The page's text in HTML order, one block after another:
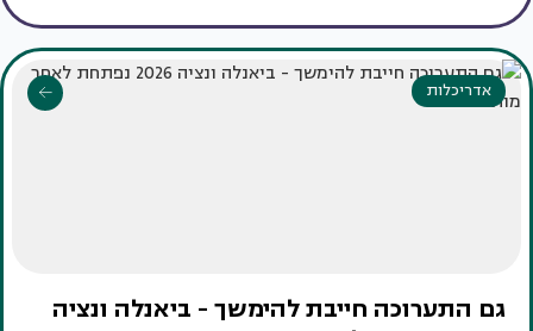
אדריכלות
גם התערוכה חייבת להימשך - ביאנלה ונציה